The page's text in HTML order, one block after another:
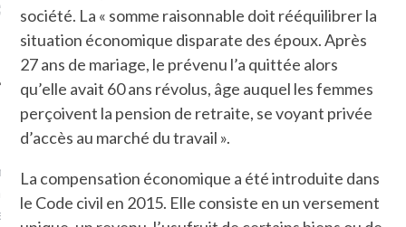
SUR FACEBOOK
QUI MARCHE
journaliste à France
toujours aimé marcher.
conquis mais en
société. La « somme raisonnable doit rééquilibrer la
situation économique disparate des époux. Après
27 ans de mariage, le prévenu l’a quittée alors
qu’elle avait 60 ans révolus, âge auquel les femmes
perçoivent la pension de retraite, se voyant privée
d’accès au marché du travail ».
La compensation économique a été introduite dans
le Code civil en 2015. Elle consiste en un versement